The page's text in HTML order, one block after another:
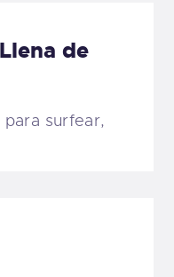
de
surfear,